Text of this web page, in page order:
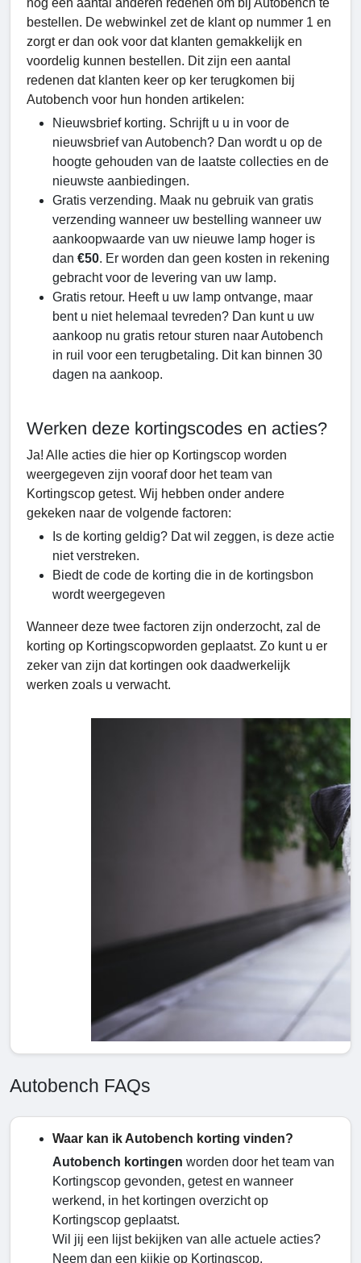
nog een aantal anderen redenen om bij Autobench te
bestellen. De webwinkel zet de klant op nummer 1 en
zorgt er dan ook voor dat klanten gemakkelijk en
voordelig kunnen bestellen. Dit zijn een aantal
redenen dat klanten keer op ker terugkomen bij
Autobench voor hun honden artikelen:
Nieuwsbrief korting. Schrijft u u in voor de
nieuwsbrief van Autobench? Dan wordt u op de
hoogte gehouden van de laatste collecties en de
nieuwste aanbiedingen.
Gratis verzending. Maak nu gebruik van gratis
verzending wanneer uw bestelling wanneer uw
aankoopwaarde van uw nieuwe lamp hoger is
dan €50. Er worden dan geen kosten in rekening
gebracht voor de levering van uw lamp.
Gratis retour. Heeft u uw lamp ontvange, maar
bent u niet helemaal tevreden? Dan kunt u uw
aankoop nu gratis retour sturen naar Autobench
in ruil voor een terugbetaling. Dit kan binnen 30
dagen na aankoop.
Werken deze kortingscodes en acties?
Ja! Alle acties die hier op Kortingscop worden
weergegeven zijn vooraf door het team van
Kortingscop getest. Wij hebben onder andere
gekeken naar de volgende factoren:
Is de korting geldig? Dat wil zeggen, is deze actie
niet verstreken.
Biedt de code de korting die in de kortingsbon
wordt weergegeven
Wanneer deze twee factoren zijn onderzocht, zal de
korting op Kortingscopworden geplaatst. Zo kunt u er
zeker van zijn dat kortingen ook daadwerkelijk
werken zoals u verwacht.
Autobench FAQs
Waar kan ik Autobench korting vinden?
Autobench kortingen worden door het team van
Kortingscop gevonden, getest en wanneer
werkend, in het kortingen overzicht op
Kortingscop geplaatst.
Wil jij een lijst bekijken van alle actuele acties?
Neem dan een kijkje op Kortingscop.